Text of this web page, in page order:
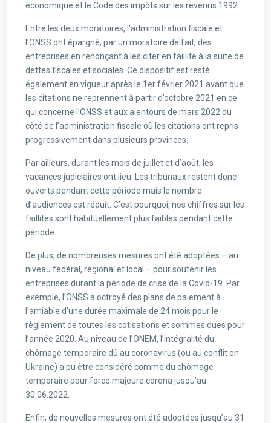
économique et le Code des impôts sur les revenus 1992.
Entre les deux moratoires, l’administration fiscale et
l’ONSS ont épargné, par un moratoire de fait, des
entreprises en renonçant à les citer en faillite à la suite de
dettes fiscales et sociales. Ce dispositif est resté
également en vigueur après le 1er février 2021 avant que
les citations ne reprennent à partir d’octobre 2021 en ce
qui concerne l’ONSS et aux alentours de mars 2022 du
côté de l’administration fiscale où les citations ont repris
progressivement dans plusieurs provinces.
Par ailleurs, durant les mois de juillet et d’août, les
vacances judiciaires ont lieu. Les tribunaux restent donc
ouverts pendant cette période mais le nombre
d’audiences est réduit. C’est pourquoi, nos chiffres sur les
faillites sont habituellement plus faibles pendant cette
période.
De plus, de nombreuses mesures ont été adoptées – au
niveau fédéral, régional et local – pour soutenir les
entreprises durant la période de crise de la Covid-19. Par
exemple, l’ONSS a octroyé des plans de paiement à
l’amiable d’une durée maximale de 24 mois pour le
règlement de toutes les cotisations et sommes dues pour
l’année 2020. Au niveau de l’ONEM, l’intégralité du
chômage temporaire dû au coronavirus (ou au conflit en
Ukraine) a pu être considéré comme du chômage
temporaire pour force majeure corona jusqu’au
30.06.2022.
Enfin, de nouvelles mesures ont été adoptées jusqu’au 31